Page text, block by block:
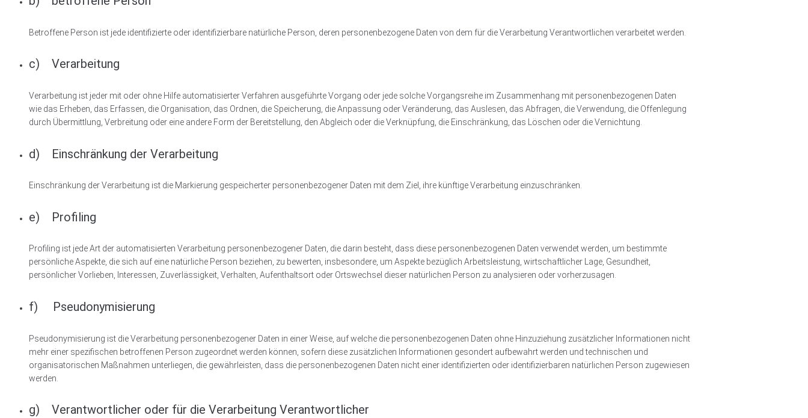
Betroffene Person ist jede identifizierte oder identifizierbare natürliche Person, deren personenbezogene Daten von dem für die Verarbeitung Verantwortlichen verarbeitet werden.
c) Verarbeitung
Verarbeitung ist jeder mit oder ohne Hilfe automatisierter Verfahren ausgeführte Vorgang oder jede solche Vorgangsreihe im Zusammenhang mit personenbezogenen Daten
wie das Erheben, das Erfassen, die Organisation, das Ordnen, die Speicherung, die Anpassung oder Veränderung, das Auslesen, das Abfragen, die Verwendung, die Offenlegung
durch Übermittlung, Verbreitung oder eine andere Form der Bereitstellung, den Abgleich oder die Verknüpfung, die Einschränkung, das Löschen oder die Vernichtung.
d) Einschränkung der Verarbeitung
Einschränkung der Verarbeitung ist die Markierung gespeicherter personenbezogener Daten mit dem Ziel, ihre künftige Verarbeitung einzuschränken.
e) Profiling
Profiling ist jede Art der automatisierten Verarbeitung personenbezogener Daten, die darin besteht, dass diese personenbezogenen Daten verwendet werden, um bestimmte
persönliche Aspekte, die sich auf eine natürliche Person beziehen, zu bewerten, insbesondere, um Aspekte bezüglich Arbeitsleistung, wirtschaftlicher Lage, Gesundheit,
persönlicher Vorlieben, Interessen, Zuverlässigkeit, Verhalten, Aufenthaltsort oder Ortswechsel dieser natürlichen Person zu analysieren oder vorherzusagen.
f) Pseudonymisierung
Pseudonymisierung ist die Verarbeitung personenbezogener Daten in einer Weise, auf welche die personenbezogenen Daten ohne Hinzuziehung zusätzlicher Informationen nicht
mehr einer spezifischen betroffenen Person zugeordnet werden können, sofern diese zusätzlichen Informationen gesondert aufbewahrt werden und technischen und
organisatorischen Maßnahmen unterliegen, die gewährleisten, dass die personenbezogenen Daten nicht einer identifizierten oder identifizierbaren natürlichen Person zugewiesen
werden.
g) Verantwortlicher oder für die Verarbeitung Verantwortlicher